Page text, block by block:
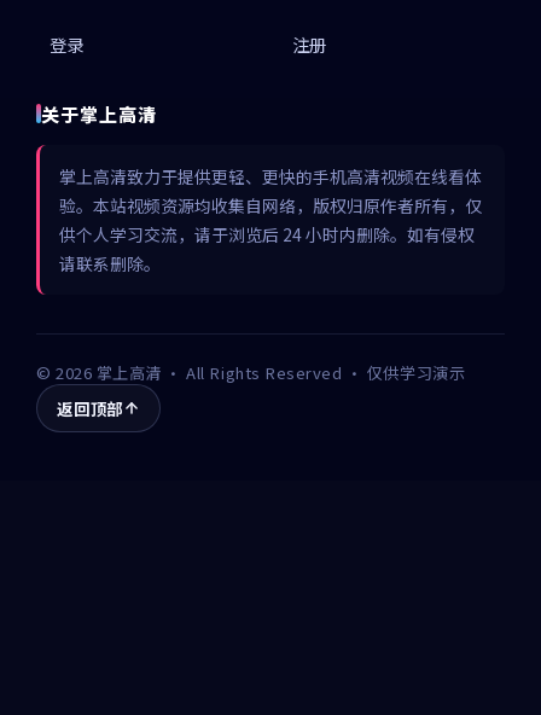
登录 注册
关于掌上高清
掌上高清致力于提供更轻、更快的手机高清视频在线看体
验。本站视频资源均收集自网络，版权归原作者所有，仅
供个人学习交流，请于浏览后 24 小时内删除。如有侵权
请联系删除。
©2026 掌上高清 · All Rights Reserved · 仅供学习演示
返回顶部